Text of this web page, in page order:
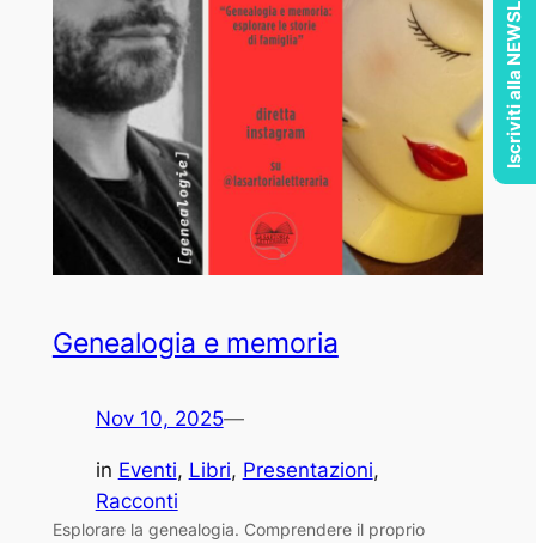
Genealogia e memoria
Nov 10, 2025—
in Eventi, Libri, Presentazioni
Racconti
Esplorare la genealogia. Comprendere il proprio
Iscriviti alla NEWSLETTER